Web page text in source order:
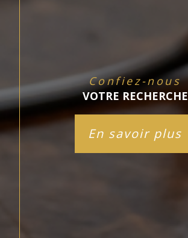
Confiez-nous
VOTRE RECHERCHE
En savoir plus